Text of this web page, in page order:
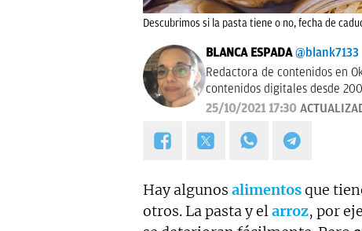
Descubrimos si la pasta tiene o no, fecha de
BLANCA ESPADA @blank7133
Redactora de contenidos en
contenidos digitales desde
25/10/2021 17:30
Hay algunos alimentosque
otros. La pasta y elarroz, por